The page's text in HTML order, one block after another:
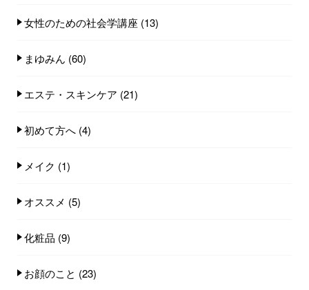
女性のための社会学講座 (13)
まゆみん (60)
エステ・スキンケア (21)
初めて方へ (4)
メイク (1)
オススメ (5)
化粧品 (9)
お顔のこと (23)